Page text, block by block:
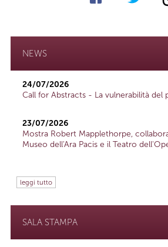
NEWS
24/07/2026
Call for Abstracts - La vulnerabilità del
23/07/2026
Mostra Robert Mapplethorpe,
Museo dell'Ara Pacis e il Teatro
leggi tutto
SALA STAMPA